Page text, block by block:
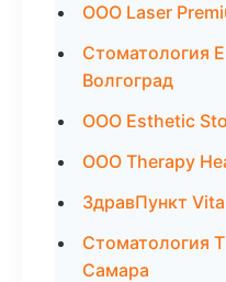
ООО Laser
Стоматология
Волгоград
ООО Esthetic
ООО Therapy
ЗдравПункт
Стоматология
Самара